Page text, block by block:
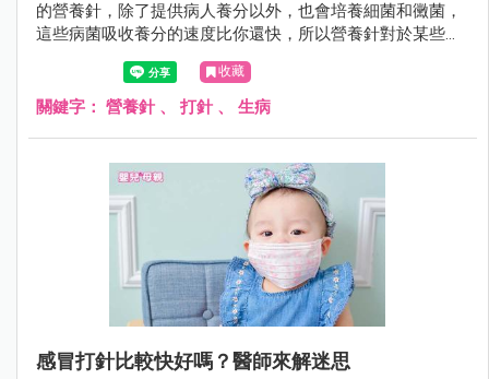
的營養針，除了提供病人養分以外，也會培養細菌和黴菌，
這些病菌吸收養分的速度比你還快，所以營養針對於某些人
來說並不是補品，很可能反而是「毒藥」。
收藏
關鍵字： 營養針 、 打針 、 生病
感冒打針比較快好嗎？醫師來解迷思